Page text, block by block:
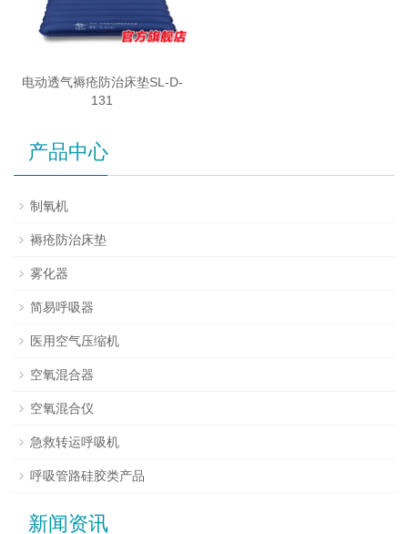
电动透气褥疮防治床垫SL-D-
131
产品中心
制氧机
褥疮防治床垫
雾化器
简易呼吸器
医用空气压缩机
空氧混合器
空氧混合仪
急救转运呼吸机
呼吸管路硅胶类产品
新闻资讯